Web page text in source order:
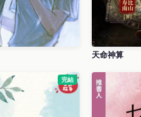
天命神算
完結